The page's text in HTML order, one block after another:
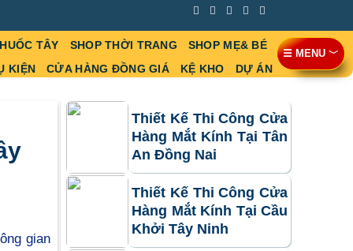
TÂY SHOP THỜI TRANG
SHOP MẸ& BÉ
KIỆN
CỬA HÀNG ĐỒNG GIÁ KỆ KHO DỰ ÁN
gian
Thiết Kế Thi Công Cửa
Hàng Mắt Kính Tại Tân
An Đồng Nai
Thiết Kế Thi Công Cửa
Hàng Mắt Kính Tại Cầu
Khởi Tây Ninh
☰ MENU ﹀